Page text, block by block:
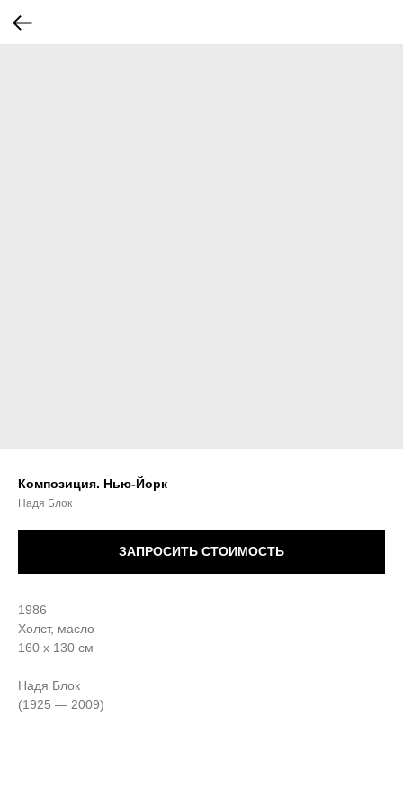
Композиция. Нью-Йорк
Надя Блок
ЗАПРОСИТЬ СТОИМОСТЬ
1986
Холст, масло
160 х 130 см
Надя Блок
(1925 — 2009)